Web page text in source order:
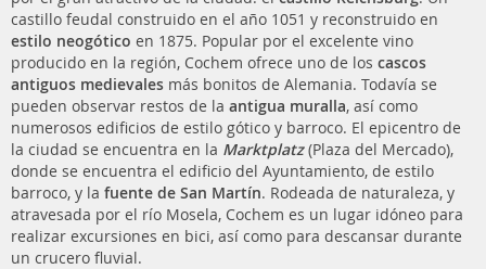
castillo feudal construido en el año 1051 y reconstruido en
estilo neogótico en 1875. Popular por el excelente vino
producido en la región, Cochem ofrece uno de los cascos
antiguos medievales más bonitos de Alemania. Todavía se
pueden observar restos de la antigua muralla, así como
numerosos edificios de estilo gótico y barroco. El epicentro de
la ciudad se encuentra en la Marktplatz(Plaza del Mercado),
donde se encuentra el edificio del Ayuntamiento, de estilo
barroco, y la fuente de San Martín. Rodeada de naturaleza, y
atravesada por el río Mosela, Cochem es un lugar idóneo para
realizar excursiones en bici, así como para descansar durante
un crucero fluvial.